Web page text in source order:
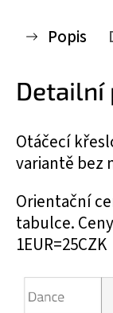
Popis
Detailní
Otáčecí
variantě bez
Orientační
tabulce.
1EUR=25CZK